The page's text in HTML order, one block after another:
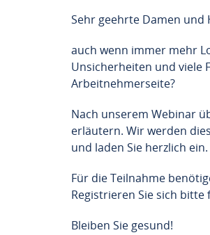
Sehr geehrte Damen und
auch wenn immer mehr
Unsicherheiten und viele
Arbeitnehmerseite?
Nach unserem Webinar
erläutern. Wir werden
und laden Sie herzlich ein.
Für die Teilnahme
Registrieren Sie sich
Bleiben Sie gesund!